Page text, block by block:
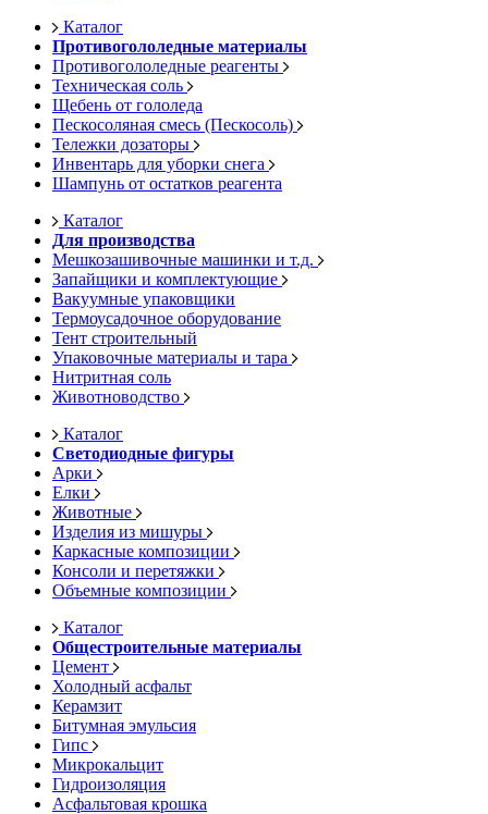
Каталог
Противогололедные материалы
Противогололедные реагенты
Техническая соль
Щебень от гололеда
Пескосоляная смесь (Пескосоль)
Тележки дозаторы
Инвентарь для уборки снега
Шампунь от остатков реагента
Каталог
Для производства
Мешкозашивочные машинки и т.д.
Запайщики и комплектующие
Вакуумные упаковщики
Термоусадочное оборудование
Тент строительный
Упаковочные материалы и тара
Нитритная соль
Животноводство
Каталог
Светодиодные фигуры
Арки
Елки
Животные
Изделия из мишуры
Каркасные композиции
Консоли и перетяжки
Объемные композиции
Каталог
Общестроительные материалы
Цемент
Холодный асфальт
Керамзит
Битумная эмульсия
Гипс
Микрокальцит
Гидроизоляция
Асфальтовая крошка